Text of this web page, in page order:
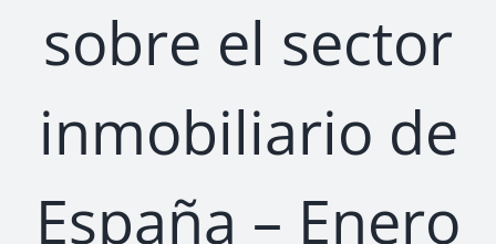
sobre el sector
inmobiliario de
España – Enero